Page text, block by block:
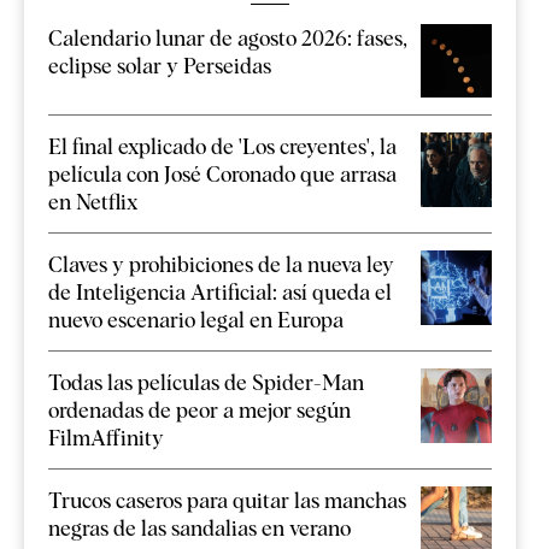
Calendario lunar de agosto 2026: fases,
eclipse solar y Perseidas
El final explicado de 'Los creyentes', la
película con José Coronado que arrasa
en Netflix
Claves y prohibiciones de la nueva ley
de Inteligencia Artificial: así queda el
nuevo escenario legal en Europa
Todas las películas de Spider-Man
ordenadas de peor a mejor según
FilmAffinity
Trucos caseros para quitar las manchas
negras de las sandalias en verano